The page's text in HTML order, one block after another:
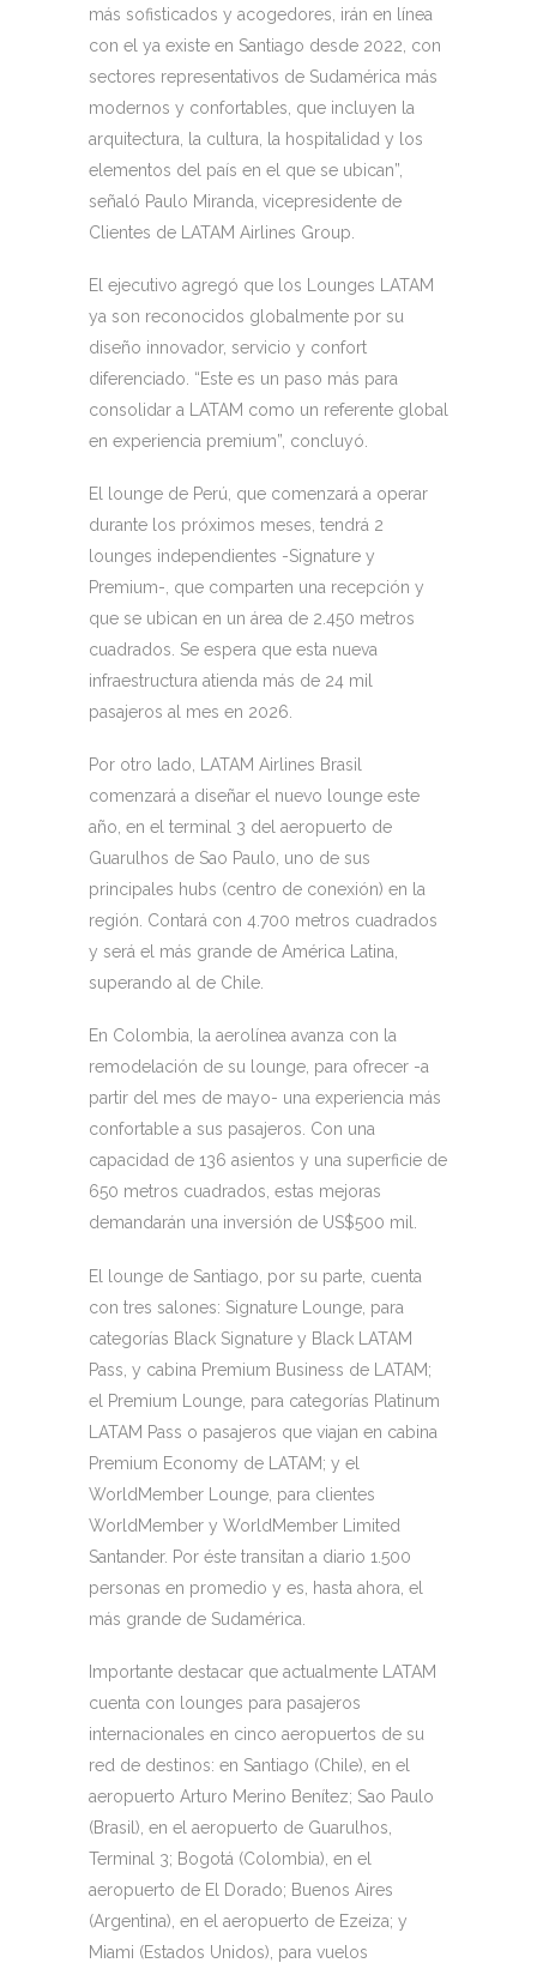
más sofisticados y acogedores, irán en línea
con el ya existe en Santiago desde 2022, con
sectores representativos de Sudamérica más
modernos y confortables, que incluyen la
arquitectura, la cultura, la hospitalidad y los
elementos del país en el que se ubican”,
señaló Paulo Miranda, vicepresidente de
Clientes de LATAM Airlines Group.
El ejecutivo agregó que los Lounges LATAM
ya son reconocidos globalmente por su
diseño innovador, servicio y confort
diferenciado. “Este es un paso más para
consolidar a LATAM como un referente global
en experiencia premium”, concluyó.
El lounge de Perú, que comenzará a operar
durante los próximos meses, tendrá 2
lounges independientes -Signature y
Premium-, que comparten una recepción y
que se ubican en un área de 2.450 metros
cuadrados. Se espera que esta nueva
infraestructura atienda más de 24 mil
pasajeros al mes en 2026.
Por otro lado, LATAM Airlines Brasil
comenzará a diseñar el nuevo lounge este
año, en el terminal 3 del aeropuerto de
Guarulhos de Sao Paulo, uno de sus
principales hubs (centro de conexión) en la
región. Contará con 4.700 metros cuadrados
y será el más grande de América Latina,
superando al de Chile.
En Colombia, la aerolínea avanza con la
remodelación de su lounge, para ofrecer -a
partir del mes de mayo- una experiencia más
confortable a sus pasajeros. Con una
capacidad de 136 asientos y una superficie de
650 metros cuadrados, estas mejoras
demandarán una inversión de US$500 mil.
El lounge de Santiago, por su parte, cuenta
con tres salones: Signature Lounge, para
categorías Black Signature y Black LATAM
Pass, y cabina Premium Business de LATAM;
el Premium Lounge, para categorías Platinum
LATAM Pass o pasajeros que viajan en cabina
Premium Economy de LATAM; y el
WorldMember Lounge, para clientes
WorldMember y WorldMember Limited
Santander. Por éste transitan a diario 1.500
personas en promedio y es, hasta ahora, el
más grande de Sudamérica.
Importante destacar que actualmente LATAM
cuenta con lounges para pasajeros
internacionales en cinco aeropuertos de su
red de destinos: en Santiago (Chile), en el
aeropuerto Arturo Merino Benítez; Sao Paulo
(Brasil), en el aeropuerto de Guarulhos,
Terminal 3; Bogotá (Colombia), en el
aeropuerto de El Dorado; Buenos Aires
(Argentina), en el aeropuerto de Ezeiza; y
Miami (Estados Unidos), para vuelos